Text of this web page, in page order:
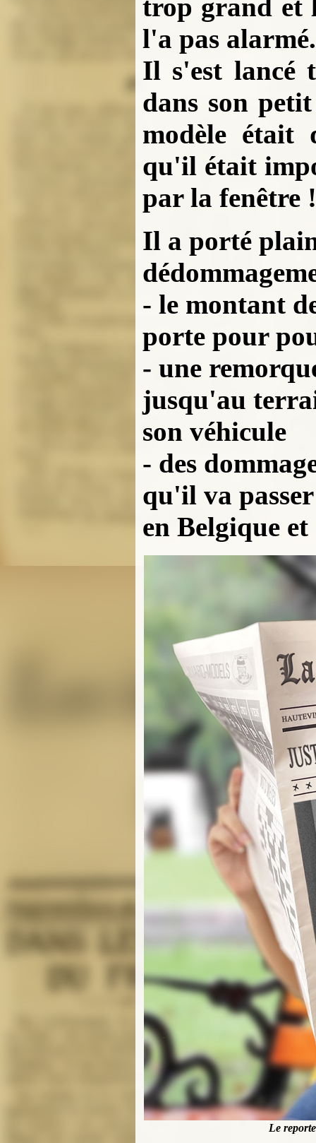
trop grand et
l'a pas alarmé.
Il s'est lancé
dans son
modèle était
qu'il était
par la fenêtre !
Il a porté
- le montant
porte pour
- une
jusqu'au
son véhicule
- des
qu'il va
en Belgique
Le